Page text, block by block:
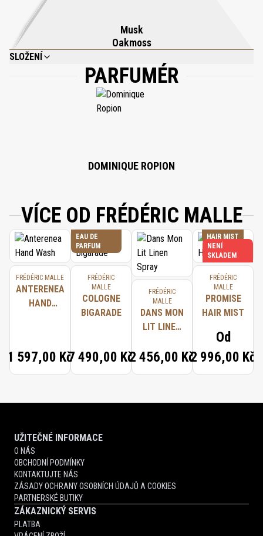
nezapomenutelný dojem. Díky harmonickému propojení elegance
a vitality vyvolává ducha, který je zároveň nadčasový i
neodolatelně moderní.
Musk
Oakmoss
SLOŽENÍ
ALCOHOL DENAT., WATER\AQUA\EAU, FRAGRANCE (PARFUM), LIMONENE,
ETHYLHEXYL METHOXYCINNAMATE, ETHYLHEXYL SALICYLATE, BUTYL
METHOXYDIBENZOYLMETHANE, ALPHA-ISOMETHYL IONONE, LINALOOL,
EVERNIA PRUNASTRI (OAKMOSS) EXTRACT, CITRAL, ISOEUGENOL,
PARFUMÉR
DOMINIQUE ROPION
VÍCE OD FRÉDÉRIC MALLE
FRÉDÉRIC MALLE
ANTERENEA
HAND
1 597,00 Kč
EAU DE
PARFUM
FRÉDÉRIC
MALLE
COLOGNE
BIGARADE
7 490,00 Kč
FRÉDÉRIC
MALLE
DANS MON
LIT LINEN
2 456,00 Kč
HAIR MIST
NENÍ
SKLADEM
FRÉDÉRIC
MALLE
PROMISE
HAIR MIST
Od
2 996,00 Kč
UŽITEČNÉ INFORMACE
O NÁS
OBCHODNÍ PODMÍNKY
KONTAKTUJTE NÁS
ZÁSADY OCHRANY OSOBNÍCH ÚDAJŮ A COOKIES
PARTNERSKÉ BUTIKY
ZÁKAZNICKÝ SERVIS
PLATBA